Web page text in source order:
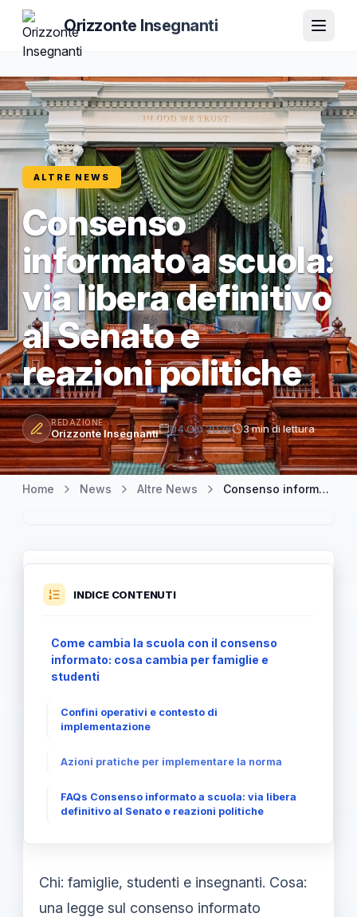
Orizzonte Insegnanti
ALTRE NEWS
Consenso
informato a scuola:
via libera definitivo
al Senato e
reazioni politiche
REDAZIONE
Orizzonte Insegnanti 04 Giu 2026 3 min di lettura
Home News Altre News Consenso informato a scuola: via libera definitivo al Senato e reazioni politiche
INDICE CONTENUTI
Come cambia la scuola con il consenso
informato: cosa cambia per famiglie e
studenti
Confini operativi e contesto di
implementazione
Azioni pratiche per implementare la norma
FAQs Consenso informato a scuola: via libera
definitivo al Senato e reazioni politiche
Chi: famiglie, studenti e insegnanti. Cosa:
una legge sul consenso informato